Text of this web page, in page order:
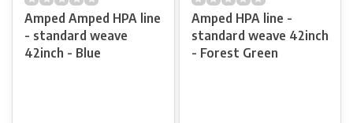
Amped Amped HPA line
- standard weave
42inch - Blue
Amped HPA line -
standard weave 42inch
- Forest Green